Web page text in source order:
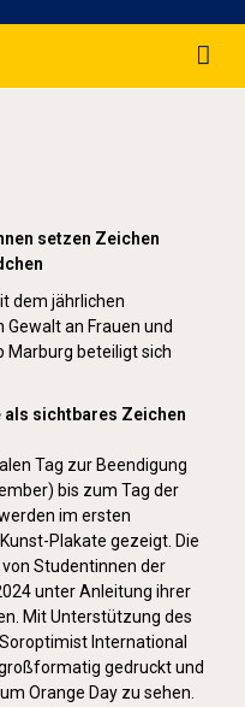
setzen Zeichen
dem jährlichen
an Frauen und
Marburg beteiligt sich
als sichtbares Zeichen
Tag zur Beendigung
bis zum Tag der
im ersten
Plakate gezeigt. Die
Studentinnen der
unter Anleitung ihrer
Mit Unterstützung des
International
gedruckt und
Orange Day zu sehen.